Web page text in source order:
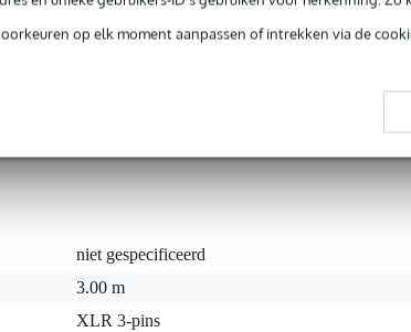
op elk moment aanpassen of intrekken via de
kabel maakt u moeiteloos verbinding met uw
lang. Vanwege de impedantie van 110 Ohm is
voor lichteffecten en dergelijke apparaten. De kabel
niet gespecificeerd
3.00 m
XLR 3-pins